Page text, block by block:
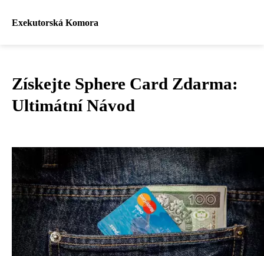
Exekutorská Komora
Získejte Sphere Card Zdarma:
Ultimátní Návod